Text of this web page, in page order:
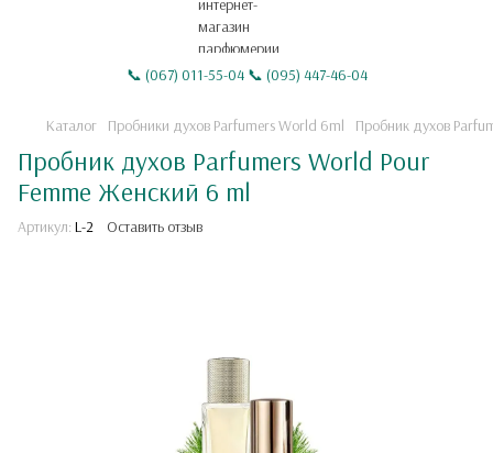
📞 (067) 011-55-04 📞 (095) 447-46-04
Каталог Пробники духов Parfumers World 6ml Пробник духов
Пробник духов Parfumers World Pour
Femme Женский 6 ml
Артикул: L-2 Оставить отзыв